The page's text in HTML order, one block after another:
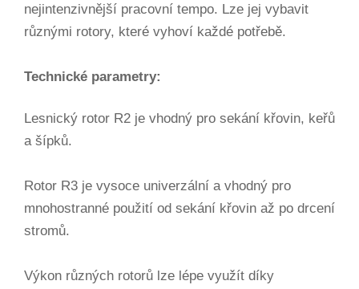
nejintenzivnější pracovní tempo. Lze jej vybavit
různými rotory, které vyhoví každé potřebě.
Technické parametry:
Lesnický rotor R2 je vhodný pro sekání křovin, keřů
a šípků.
Rotor R3 je vysoce univerzální a vhodný pro
mnohostranné použití od sekání křovin až po drcení
stromů.
Výkon různých rotorů lze lépe využít díky